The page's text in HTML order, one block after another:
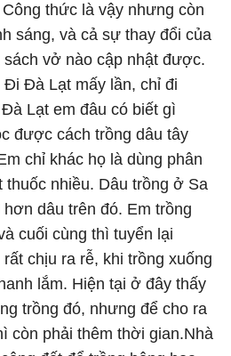
thức là vậy nhưng còn
sáng, và cả sự thay đổi của
vở nào cập nhật được.
Đà Lạt mấy lần, chỉ đi
Lạt em đâu có biết gì
được cách trồng dâu tây
chỉ khác họ là dùng phân
nhiều. Dâu trồng ở Sa
dâu trên đó. Em trồng
cuối cùng thì tuyển lại
chịu ra rễ, khi trồng xuống
lắm. Hiện tại ở đây thấy
trồng đó, nhưng để cho ra
còn phải thêm thời gian.Nhà